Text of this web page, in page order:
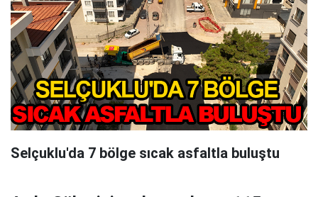
Selçuklu'da 7 bölge sıcak asfaltla buluştu